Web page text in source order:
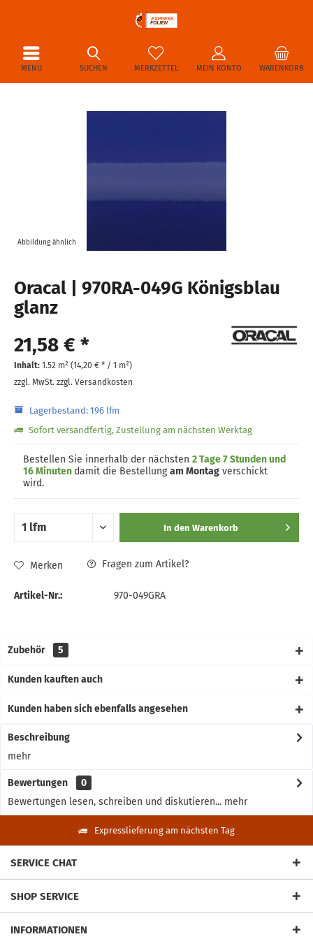
MENÜ WARENKORB
MERKZETTEL MEIN KONTO
SUCHEN
Abbildung ähnlich
Oracal | 970RA-049G Königsblau
glanz
21,58 € *
Inhalt: 1.52 m² (14,20 € * / 1 m²)
zzgl. MwSt. zzgl. Versandkosten
Lagerbestand: 196 lfm
Sofort versandfertig, Zustellung am nächsten Werktag
Bestellen Sie innerhalb der nächsten 2 Tage 7 Stunden und
16 Minuten damit die Bestellungam Montag verschickt
wird.
In den Warenkorb
Merken Fragen zum Artikel?
Artikel-Nr.: 970-049GRA
Zubehör 5
Kunden kauften auch
Kunden haben sich ebenfalls angesehen
Beschreibung
mehr
Bewertungen
0
Bewertungen lesen, schreiben und diskutieren... mehr
Expresslieferung am nächsten Tag
SERVICE CHAT
SHOP SERVICE
INFORMATIONEN